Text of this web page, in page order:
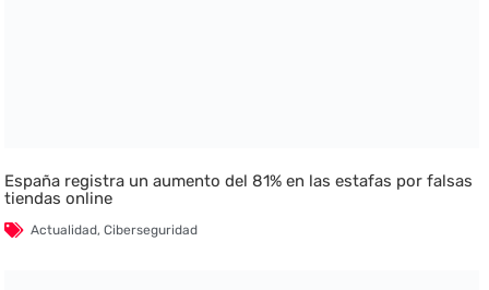
España registra un aumento del 81% en las estafas por falsas
tiendas online
Actualidad,Ciberseguridad